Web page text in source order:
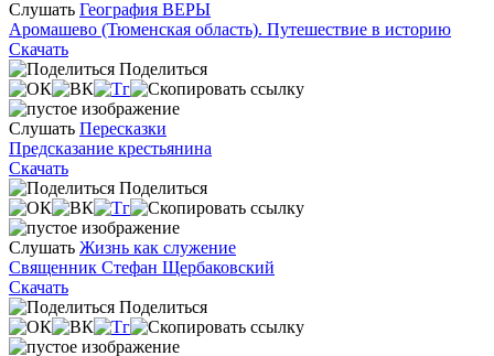
Слушать География ВЕРЫ
Аромашево (Тюменская область). Путешествие в историю
Скачать
Поделиться
Слушать Пересказки
Предсказание крестьянина
Скачать
Поделиться
Слушать Жизнь как служение
Священник Стефан Щербаковский
Скачать
Поделиться